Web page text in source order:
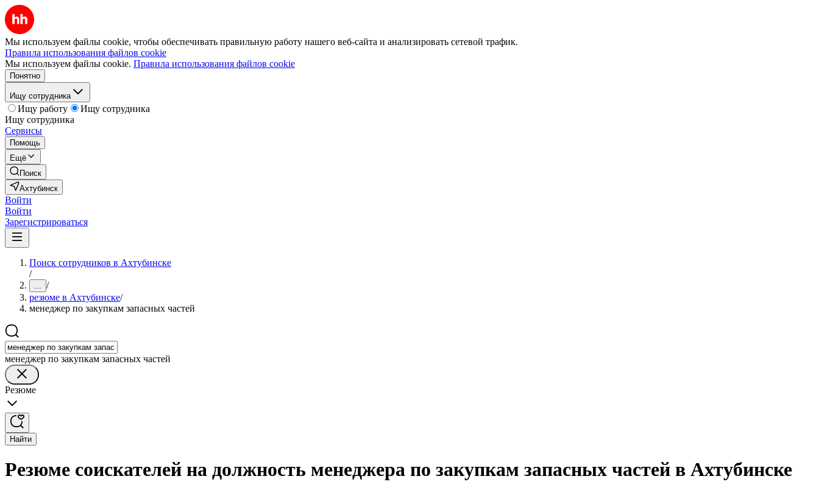
Мы используем файлы cookie, чтобы обеспечивать правильную работу нашего веб-сайта и анализировать сетевой трафик.
Правила использования файлов cookie
Мы используем файлы cookie. Правила использования файлов cookie
Понятно
Ищу сотрудника
Ищу работу
Ищу сотрудника
Ищу сотрудника
Сервисы
Помощь
Ещё
Поиск
Ахтубинск
Войти
Войти
Зарегистрироваться
Поиск сотрудников в Ахтубинске
/
... /
резюме в Ахтубинске/
менеджер по закупкам запасных частей
менеджер по закупкам запасных частей
Резюме
Найти
Резюме соискателей на должность менеджера по закупкам запасных частей в Ахтубинске